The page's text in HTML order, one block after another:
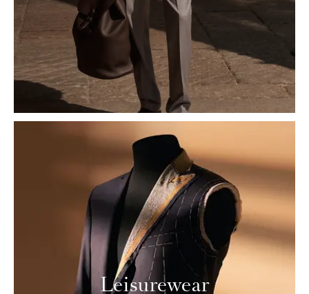
Leisurewear